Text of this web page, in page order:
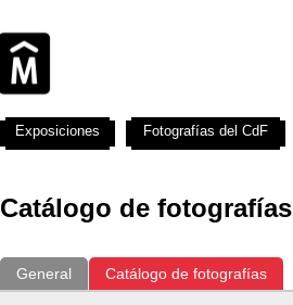
Catálogo de fotografías
General Catálogo de fotografías
Exposiciones Fotografías del CdF